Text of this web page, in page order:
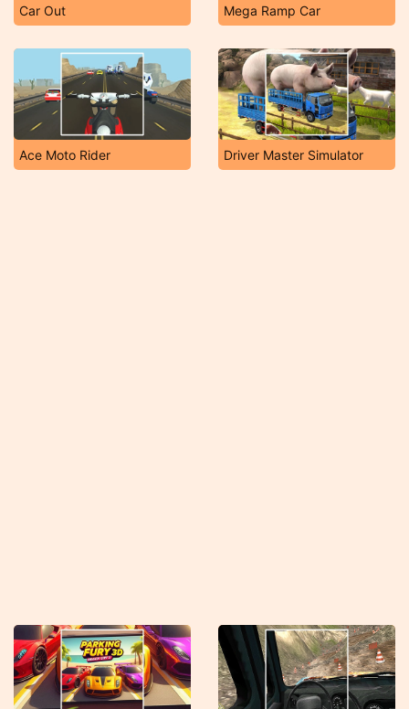
Car Out Mega Ramp Car
Ace Moto Rider Driver Master Simulator